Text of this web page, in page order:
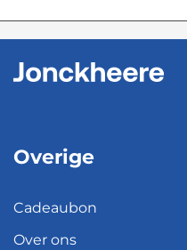
Overige
Cadeaubon
Over ons